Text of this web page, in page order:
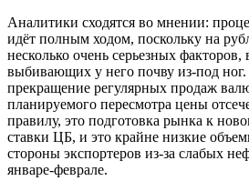
Аналитики сходятся во мнении:
идёт полным ходом, поскольку на
несколько очень серьезных
выбивающих у него почву из-под ног.
прекращение регулярных продаж
планируемого пересмотра цены
правилу, это подготовка рынка к
ставки ЦБ, и это крайне низкие
стороны экспортеров из-за слабых
январе-феврале.